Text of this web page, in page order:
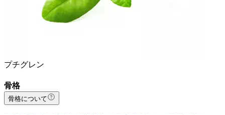
プチグレン
骨格
骨格について